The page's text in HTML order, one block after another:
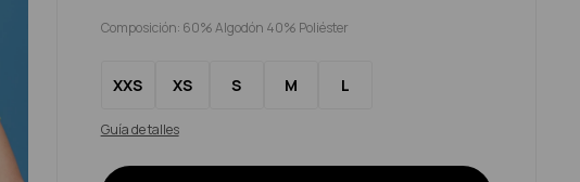
Composición: 60% Algodón 40% Poliéster
XXS XS S M L
Guía de talles